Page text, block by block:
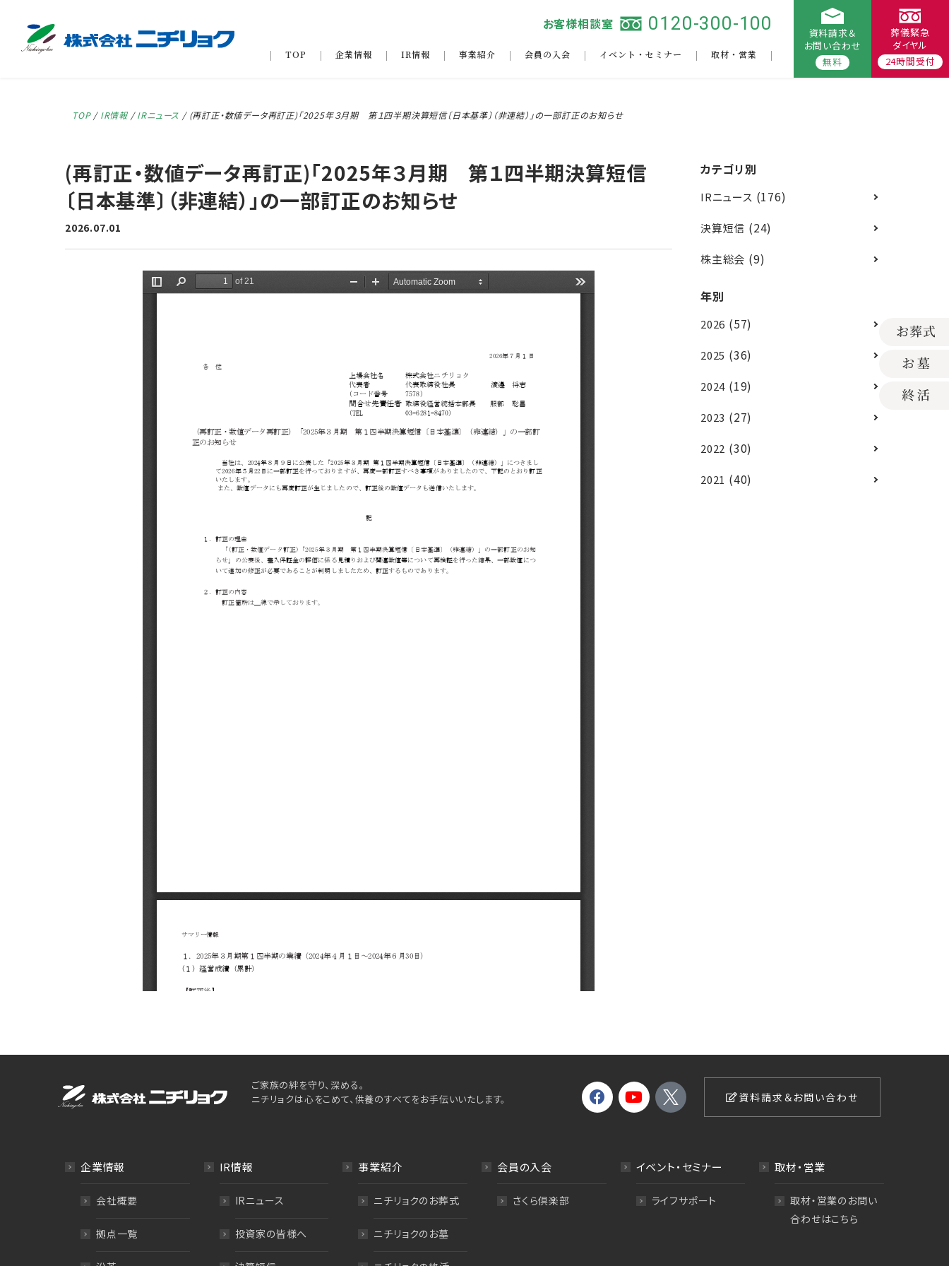
お客様相談室 0120-300-100
TOP 企業情報 IR情報 事業紹介 会員の入会 イベント・セミナー 取材・営業
資料請求＆
お問い合わせ
無料
葬儀緊急
ダイヤル
24時間受付
TOP/ IR情報/IRニュース / (再訂正・数値データ再訂正)「2025年３月期 第１四半期決算短信〔日本基準〕（非連結）」の一部訂正のお知らせ
(再訂正・数値データ再訂正)「2025年３月期 第１四半期決算短信
〔日本基準〕（非連結）」の一部訂正のお知らせ
2026.07.01
カテゴリ別
IRニュース (176)
決算短信 (24)
株主総会 (9)
年別
2026 (57)
2025 (36)
2024 (19)
2023 (27)
2022 (30)
2021 (40)
ご家族の絆を守り、深める。
ニチリョクは心をこめて、供養のすべてをお手伝いいたします。
資料請求＆お問い合わせ
企業情報
会社概要
拠点一覧
IR情報
IRニュース
投資家の皆様へ
事業紹介
ニチリョクのお葬式
ニチリョクのお墓
会員の入会
さくら倶楽部
イベント・セミナー
ライフサポート
取材・営業
取材・営業のお問い
合わせはこちら